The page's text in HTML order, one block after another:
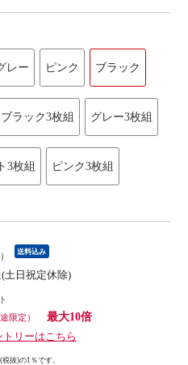
レー ピンク ブラック
ブラック3枚組 グレー3枚組
3枚組 ピンク3枚組
送料込み
土日祝定休除)
限定）
最大10倍
リーはこちら
抜)の1％です。